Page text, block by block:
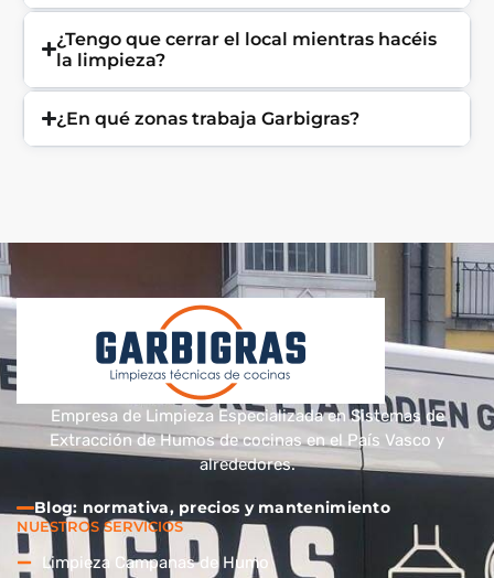
¿Tengo que cerrar el local mientras hacéis
la limpieza?
¿En qué zonas trabaja Garbigras?
Empresa de Limpieza Especializada en Sistemas de
Extracción de Humos de cocinas en el País Vasco y
alrededores.
Blog: normativa, precios y mantenimiento
NUESTROS SERVICIOS
Limpieza Campanas de Humo